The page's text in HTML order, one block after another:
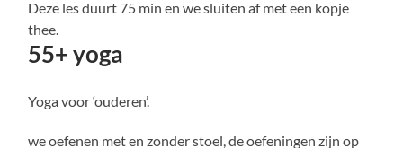
Deze les duurt 75 min en we sluiten af met een kopje
thee.
55+ yoga
Yoga voor ‘ouderen’.
we oefenen met en zonder stoel, de oefeningen zijn op